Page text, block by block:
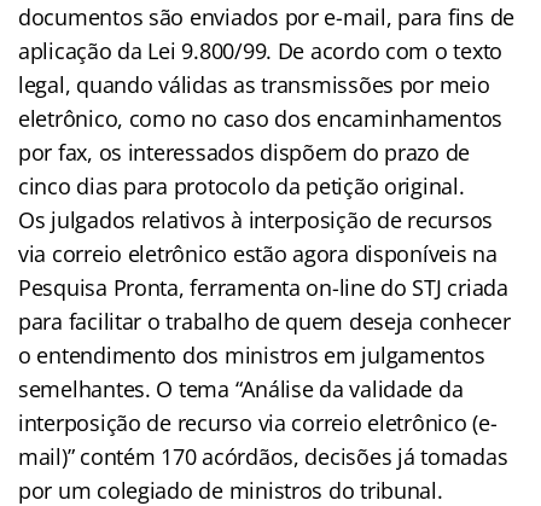
documentos são enviados por e-mail, para fins de
aplicação da Lei 9.800/99. De acordo com o texto
legal, quando válidas as transmissões por meio
eletrônico, como no caso dos encaminhamentos
por fax, os interessados dispõem do prazo de
cinco dias para protocolo da petição original.
Os julgados relativos à interposição de recursos
via correio eletrônico estão agora disponíveis na
Pesquisa Pronta, ferramenta on-line do STJ criada
para facilitar o trabalho de quem deseja conhecer
o entendimento dos ministros em julgamentos
semelhantes. O tema “Análise da validade da
interposição de recurso via correio eletrônico (e-
mail)” contém 170 acórdãos, decisões já tomadas
por um colegiado de ministros do tribunal.